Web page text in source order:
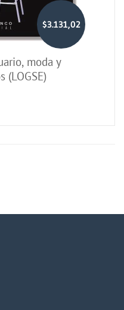
$3.131,02
moda y
(LOGSE)